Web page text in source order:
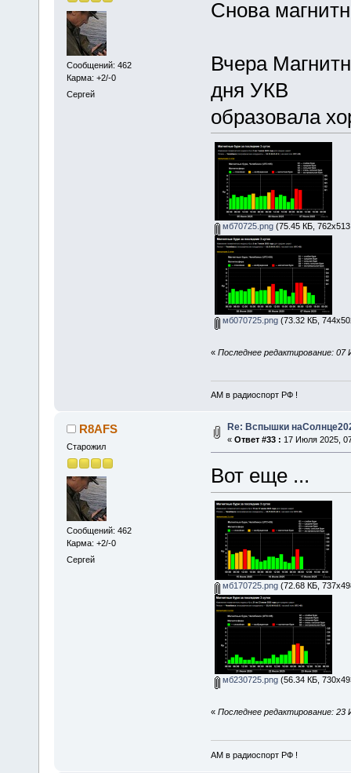
Сообщений: 462
Карма: +2/-0
Сергей
Снова
Вчера
дня УКВ
образовала
мб70725.png(75.45 КБ,
мб070725.png(73.32 КБ,
« Последнее редактирование: 07
АМ в радиоспорт РФ !
R8AFS
Старожил
Сообщений: 462
Карма: +2/-0
Сергей
Re: Вспышки
« Ответ #33 : 17 Июля 2025,
Вот еще ...
мб170725.png(72.68 КБ,
мб230725.png(56.34 КБ,
« Последнее редактирование: 23
АМ в радиоспорт РФ !